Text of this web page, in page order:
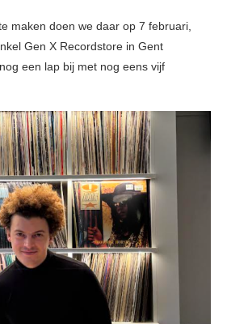
maken doen we daar op 7 februari,
Gen X Recordstore in Gent
een lap bij met nog eens vijf